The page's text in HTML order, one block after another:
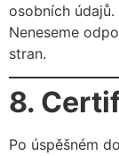
osobních údajů.
Nenese­me
stran.
8.
Po úspěšném